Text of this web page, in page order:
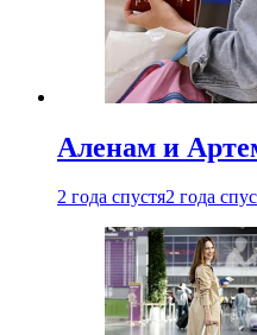
Аленам и
2 года спустя2 года